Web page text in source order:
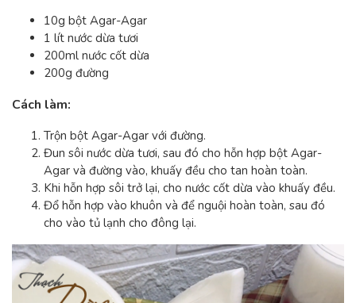
10g bột Agar-Agar
1 lít nước dừa tươi
200ml nước cốt dừa
200g đường
Cách làm:
Trộn bột Agar-Agar với đường.
Đun sôi nước dừa tươi, sau đó cho hỗn hợp bột Agar-
Agar và đường vào, khuấy đều cho tan hoàn toàn.
Khi hỗn hợp sôi trở lại, cho nước cốt dừa vào khuấy đều.
Đổ hỗn hợp vào khuôn và để nguội hoàn toàn, sau đó
cho vào tủ lạnh cho đông lại.